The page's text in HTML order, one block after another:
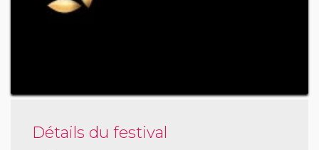
Détails du festival